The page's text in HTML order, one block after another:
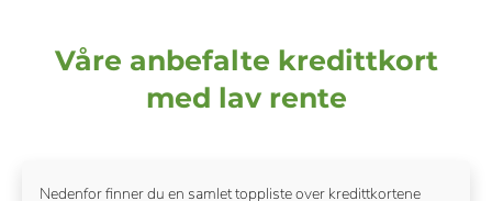
Våre anbefalte kredittkort
med lav rente
Nedenfor finner du en samlet toppliste over kredittkortene